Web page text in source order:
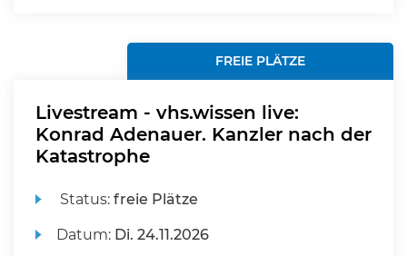
FREIE PLÄTZE
Livestream - vhs.wissen live:
Konrad Adenauer. Kanzler nach der
Katastrophe
Status:freie Plätze
Datum: Di. 24.11.2026